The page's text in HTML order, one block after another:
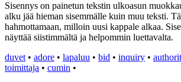
Sisennys on painetun tekstin ulkoasun
alku jää hieman sisemmälle kuin muu teksti.
hahmottamaan, milloin uusi kappale alkaa.
näyttää siistimmältä ja helpommin luettavalta.
duvet • adore • lapaluu • bid • inquiry •
toimittaja • cumin •